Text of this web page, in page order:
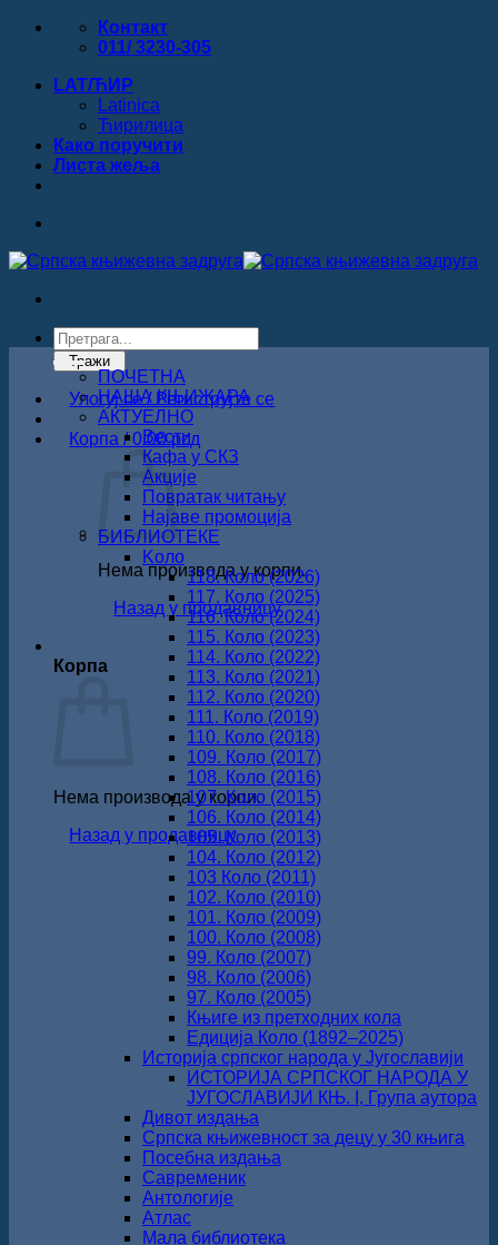
Прескочи
Контакт
011/ 3230-305
LAT/ЋИР
Latinica
Ћирилица
Како поручити
Листa жеља
Products
search
Тражи
Улогуј се / Региструјте се
Корпа /0.00рсд
Нема производа у корпи.
Назад у продавницу
Корпа
Нема производа у корпи.
Назад у продавницу
ПОЧЕТНА
НАША КЊИЖАРА
АКТУЕЛНО
Вести
Кафа у СКЗ
Акције
Повратак читању
Најаве промоција
БИБЛИОТЕКЕ
Koло
118. Коло (2026)
117. Коло (2025)
116. Коло (2024)
115. Коло (2023)
114. Коло (2022)
113. Коло (2021)
112. Коло (2020)
111. Коло (2019)
110. Коло (2018)
109. Коло (2017)
108. Коло (2016)
107. Коло (2015)
106. Коло (2014)
105. Коло (2013)
104. Коло (2012)
103 Коло (2011)
102. Коло (2010)
101. Коло (2009)
100. Коло (2008)
99. Коло (2007)
98. Коло (2006)
97. Коло (2005)
Књиге из претходних кола
Едиција Коло (1892‒2025)
Историја српског народа у Југославији
ИСТОРИЈА СРПСКОГ НАРОДА У
ЈУГОСЛАВИЈИ КЊ. I, Група аутора
Дивот издања
Српска књижевност за децу у 30 књига
Посебна издања
Савременик
Антологије
Атлас
Мала библиотека